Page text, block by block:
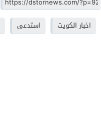
اخبار الكويت استدعى